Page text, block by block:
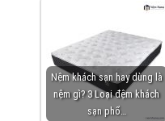
Nệm khách sạn hay dùng là
nệm gì? 3 Loại đệm khách
sạn phổ…